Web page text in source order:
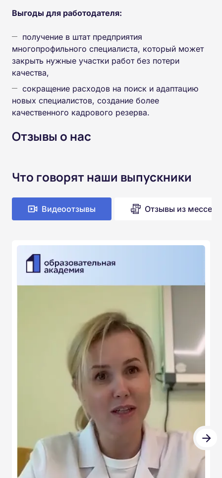
Выгоды для работодателя:
получение в штат предприятия
многопрофильного специалиста, который может
закрыть нужные участки работ без потери
качества,
сокращение расходов на поиск и адаптацию
новых специалистов, создание более
качественного кадрового резерва.
Отзывы о нас
Что говорят наши выпускники
Видеоотзывы Отзывы из